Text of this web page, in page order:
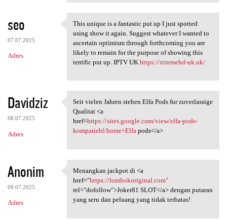
seo
07.07.2025
Adres
This unique is a fantastic
This unique is a fantastic put up I just spotted
using show it again. Suggest whatever I wanted to
ascertain optimism through forthcoming you are
likely to remain for the purpose of showing this
terrific put up. IPTV UK https://xtremehd-uk.uk/
Davidziz
08.07.2025
Adres
Seit vielen Jahren stehen
Seit vielen Jahren stehen Elfa Pods fur zuverlassige
Qualitat <a
href=https://sites.google.com/view/elfa-pods-
kompatiebl/home>Elfapods</a>
Anonim
09.07.2025
Adres
Menangkan jackpot di <a href=
Menangkan jackpot di <a
href="https://lombokoriginal.com"
rel="dofollow">Joker81 SLOT</a> dengan putaran
yang seru dan peluang yang tidak terbatas!